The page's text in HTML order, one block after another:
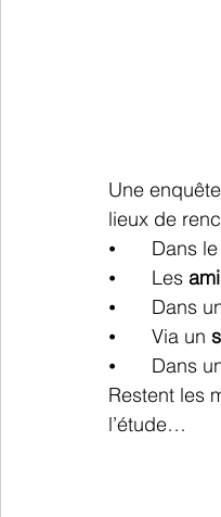
Une
lieux de
⦁	Dans
⦁	Les
⦁	Dans
⦁	Via un
⦁	Dans
Restent les
l’étude…